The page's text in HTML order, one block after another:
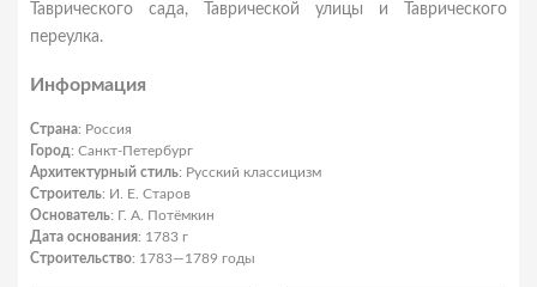
Таврического сада, Таврической улицы и Таврического
переулка.
Информация
Страна: Россия
Город: Санкт-Петербург
Архитектурный стиль: Русский классицизм
Строитель: И. Е. Старов
Основатель: Г. А. Потёмкин
Дата основания: 1783 г
Строительство: 1783—1789 годы